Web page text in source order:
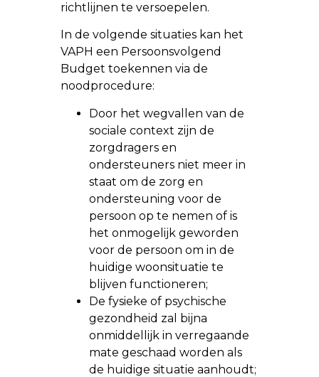
richtlijnen te versoepelen.
In de volgende situaties kan het
VAPH een Persoonsvolgend
Budget toekennen via de
noodprocedure:
Door het wegvallen van de
sociale context zijn de
zorgdragers en
ondersteuners niet meer in
staat om de zorg en
ondersteuning voor de
persoon op te nemen of is
het onmogelijk geworden
voor de persoon om in de
huidige woonsituatie te
blijven functioneren;
De fysieke of psychische
gezondheid zal bijna
onmiddellijk in verregaande
mate geschaad worden als
de huidige situatie aanhoudt;